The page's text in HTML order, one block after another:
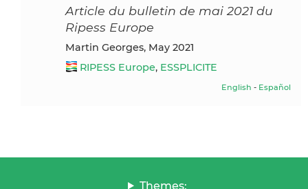
Article du bulletin de mai 2021 du
Ripess Europe
Martin Georges, May 2021
RIPESS Europe, ESSPLICITE
English - Español
Themes: